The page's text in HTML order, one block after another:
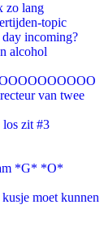
zo lang
topic
incoming?
alcohol
van twee
los zit #3
*G* *O*
moet kunnen